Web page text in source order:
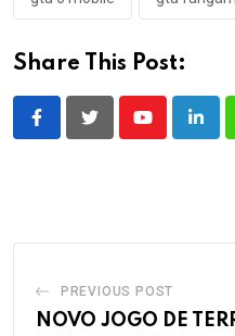
Share This Post:
Youtube
PREVIOUS POST
NOVO JOGO DE